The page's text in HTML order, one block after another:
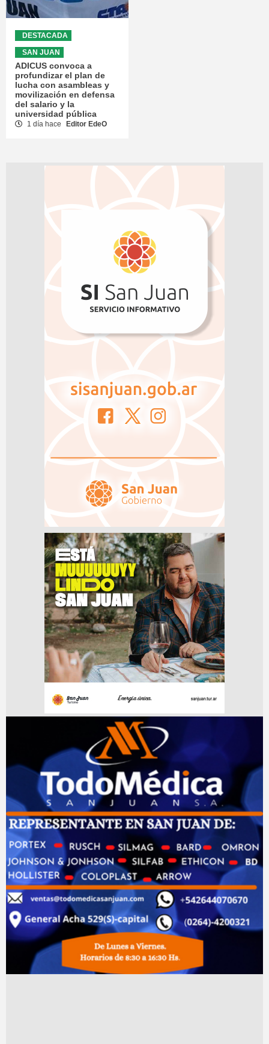
DESTACADA
SAN JUAN
ADICUS convoca a
profundizar el plan de
lucha con asambleas y
movilización en defensa
del salario y la
universidad pública
1 día hace Editor EdeO